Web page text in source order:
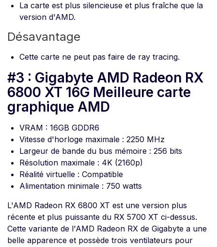
La carte est plus silencieuse et plus fraîche que la
version d'AMD.
Désavantage
Cette carte ne peut pas faire de ray tracing.
#3 : Gigabyte AMD Radeon RX
6800 XT 16G Meilleure carte
graphique AMD
VRAM : 16GB GDDR6
Vitesse d'horloge maximale : 2250 MHz
Largeur de bande du bus mémoire : 256 bits
Résolution maximale : 4K (2160p)
Réalité virtuelle : Compatible
Alimentation minimale : 750 watts
L'AMD Radeon RX 6800 XT est une version plus
récente et plus puissante du RX 5700 XT ci-dessus.
Cette variante de l'AMD Radeon RX de Gigabyte a une
belle apparence et possède trois ventilateurs pour